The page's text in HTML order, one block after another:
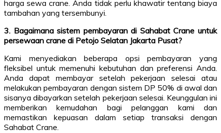
harga sewa crane. Anda tidak perlu khawatir tentang biaya
tambahan yang tersembunyi.
3. Bagaimana sistem pembayaran di Sahabat Crane untuk
persewaan crane di Petojo Selatan Jakarta Pusat?
Kami menyediakan beberapa opsi pembayaran yang
fleksibel untuk memenuhi kebutuhan dan preferensi Anda.
Anda dapat membayar setelah pekerjaan selesai atau
melakukan pembayaran dengan sistem DP 50% di awal dan
sisanya dibayarkan setelah pekerjaan selesai. Keunggulan ini
memberikan kemudahan bagi pelanggan kami dan
memastikan kepuasan dalam setiap transaksi dengan
Sahabat Crane.